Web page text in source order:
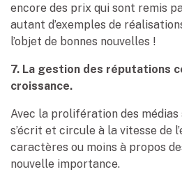
encore des prix qui sont remis
autant d’exemples de
l’objet de bonnes nouvelles !
7. La gestion des réputations
croissance.
Avec la prolifération des
s’écrit et circule à la vitesse de
caractères ou moins à propos
nouvelle importance.